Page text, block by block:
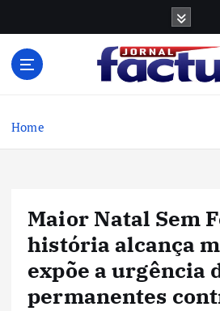
Home
Maior Natal Sem
história alcança
expõe a urgência
permanentes